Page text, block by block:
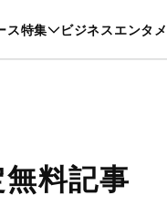
ス特集 ビジネスエンタメ
ヘルスケア 美容 グルメ
料記事